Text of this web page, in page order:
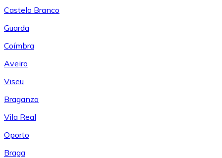
Castelo Branco
Guarda
Coímbra
Aveiro
Viseu
Braganza
Vila Real
Oporto
Braga